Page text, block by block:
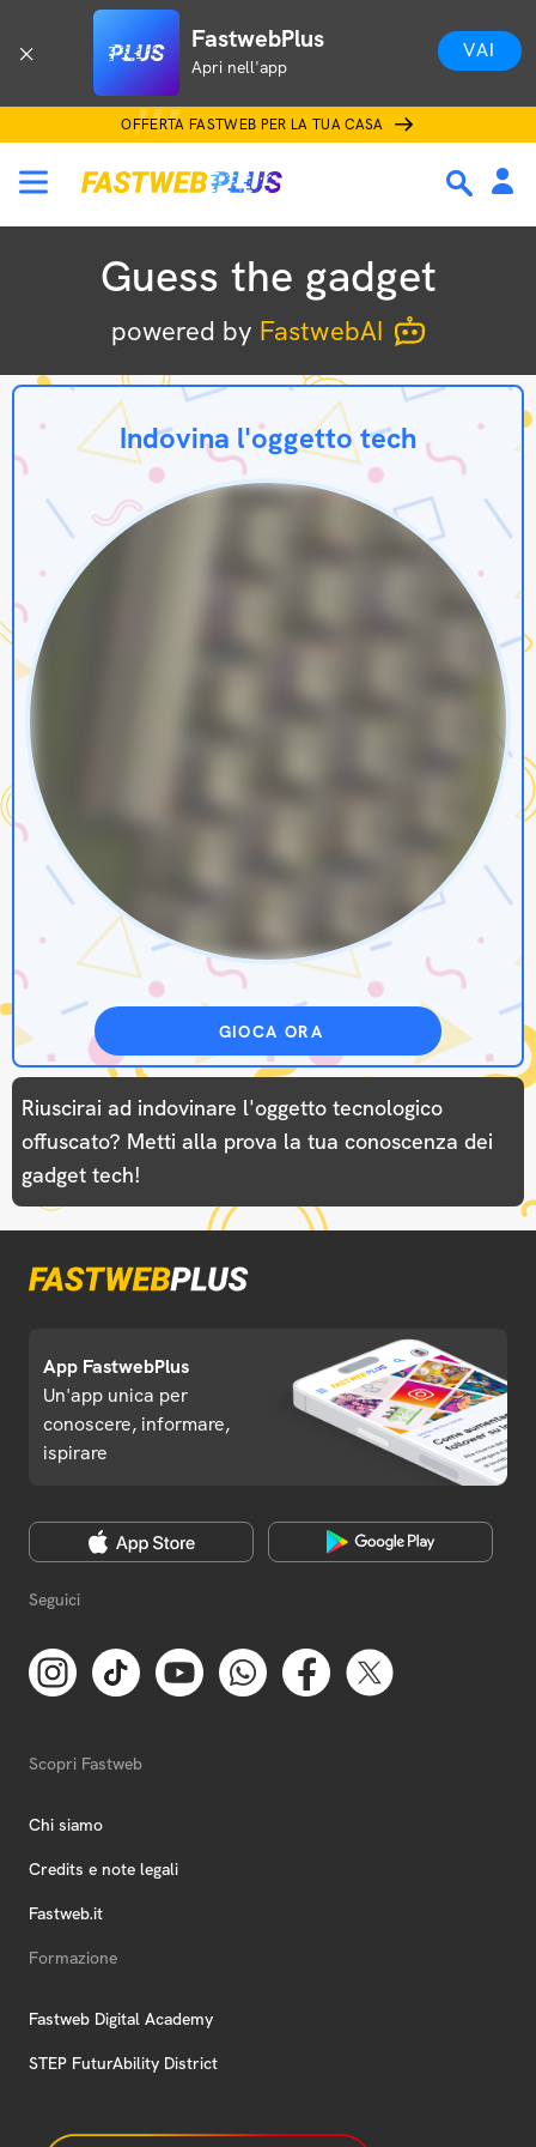
FastwebPlus
Apri nell'app
VAI
OFFERTA FASTWEB PER LA TUA CASA
Guess the gadget
powered by FastwebAI
Indovina l'oggetto tech
GIOCA ORA
Riuscirai ad indovinare l'oggetto tecnologico
offuscato? Metti alla prova la tua conoscenza dei
gadget tech!
App FastwebPlus
Un'app unica per
conoscere, informare,
ispirare
Seguici
Scopri Fastweb
Chi siamo
Credits e note legali
Fastweb.it
Formazione
Fastweb Digital Academy
STEP FuturAbility District